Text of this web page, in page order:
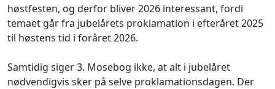
høstfesten, og derfor bliver 2026 interessant, fordi
temaet går fra jubelårets proklamation i efteråret 2025
til høstens tid i foråret 2026.
Samtidig siger 3. Mosebog ikke, at alt i jubelåret
nødvendigvis sker på selve proklamationsdagen. Der